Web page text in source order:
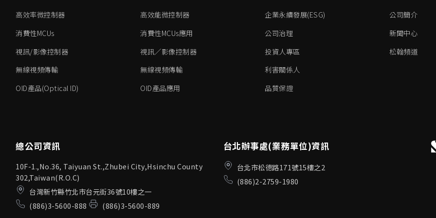
高效率微控制器
消費性MCUs
視訊/影像控制器
無線視頻傳輸
OID產品(Optical ID)
高效能微控制器
消費性MCUs應用
視訊／影像控制器
無線視頻傳輸
OID產品應用
企業永續發展(ESG)
公司治理
投資人專區
利害關係人
品質保證
公司簡介
新聞中心
松翰頻道
總公司資訊
10F-1.,No.36, Taiyuan St.,Zhubei City,Hsinchu County
302,Taiwan(R.O.C)
台灣新竹縣竹北市台元街36號10樓之一
(886)3-5600-888
(886)3-5600-889
台北辦事處(業務單位)資訊
台北市松德路171號15樓之2
(886)2-2759-1980